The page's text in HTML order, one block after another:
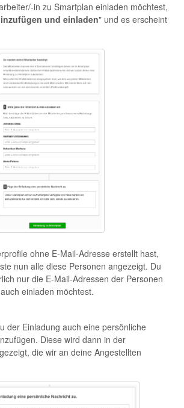
in zu Smartplan einladen möchtest,
und einladen" und es erscheint
ohne E-Mail-Adresse erstellt hast,
nun alle diese Personen angezeigt. Du
nur die E-Mail-Adressen der Personen
einladen möchtest.
der Einladung auch eine persönliche
Diese wird dann in der
die wir an deine Angestellten